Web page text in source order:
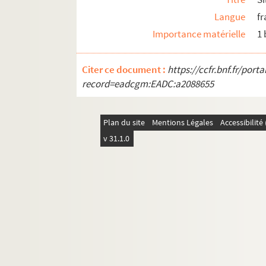
Langue
Importance matérielle
1
Citer ce document : https://ccfr.bnf.fr/
record=eadcgm:EADC:a2088655
Plan du site Mentions Légales
v 31.1.0